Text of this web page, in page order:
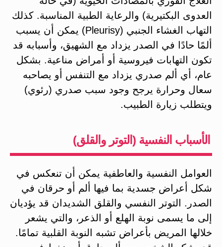
العدوى البكتيرية) والرعاية الطبية المناسبة. كذلك
التهاب الغشاء الجنبي (Pleurisy) يمكن أن يسبب
ألمًا حادًا في الصدر يزداد مع الشهيق، وأسبابه قد
تكون التهابات فيروسية أو أمراض مناعية. بشكل
عام، أي ألم صدري يزداد مع التنفس أو يصاحبه
سعال وحرارة يرجح وجود سبب صدري (رئوي)
ويتطلب زيارة الطبيب.
الأسباب النفسية (التوتر والقلق)
العوامل النفسية والعاطفية يمكن أن تنعكس في
شكل أعراض جسدية بما فيها ألم أو حرقان في
الصدر. التوتر النفسي والقلق الشديدان قد يؤديان
إلى ما يسمى نوبة الهلع أو الذعر، والتي يشعر
خلالها المريض بأعراض تشبه النوبة القلبية تمامًا​.